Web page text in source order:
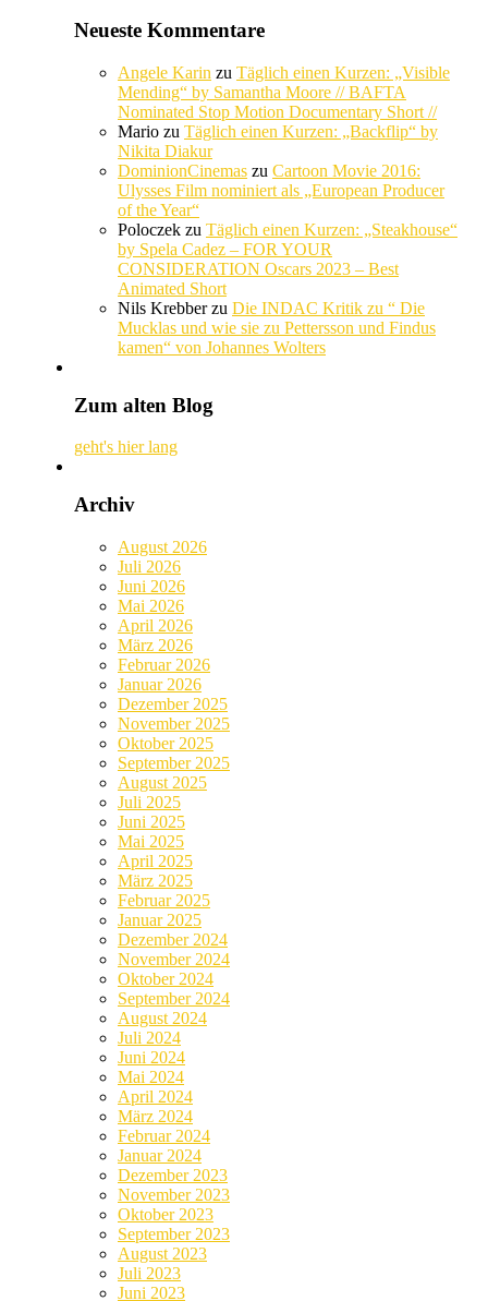
Neueste Kommentare
Angele Karin zu Täglich einen Kurzen: „Visible
Mending“ by Samantha Moore // BAFTA
Nominated Stop Motion Documentary Short //
Mario zu Täglich einen Kurzen: „Backflip“ by
Nikita Diakur
DominionCinemas zu Cartoon Movie 2016:
Ulysses Film nominiert als „European Producer
of the Year“
Poloczek zu Täglich einen Kurzen: „Steakhouse“
by Spela Cadez – FOR YOUR
CONSIDERATION Oscars 2023 – Best
Animated Short
Nils Krebberzu Die INDAC Kritik zu “ Die
Mucklas und wie sie zu Pettersson und Findus
kamen“ von Johannes Wolters
Zum alten Blog
geht's hier lang
Archiv
August 2026
Juli 2026
Juni 2026
Mai 2026
April 2026
März 2026
Februar 2026
Januar 2026
Dezember 2025
November 2025
Oktober 2025
September 2025
August 2025
Juli 2025
Juni 2025
Mai 2025
April 2025
März 2025
Februar 2025
Januar 2025
Dezember 2024
November 2024
Oktober 2024
September 2024
August 2024
Juli 2024
Juni 2024
Mai 2024
April 2024
März 2024
Februar 2024
Januar 2024
Dezember 2023
November 2023
Oktober 2023
September 2023
August 2023
Juli 2023
Juni 2023